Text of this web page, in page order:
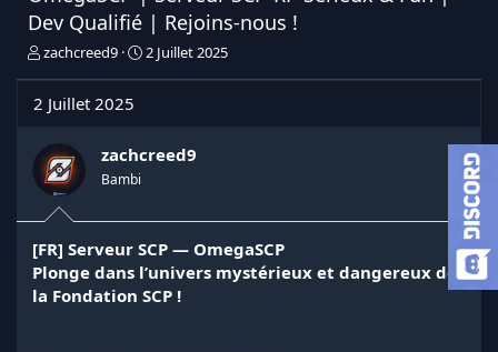
Dev Qualifié | Rejoins-nous !
I
t
a
t
e
u
d
e
l
zachcreed9
D
e
t
2 Juillet 2025
2 Juillet 2025
zachcreed9
Bambi
[FR] Serveur SCP — OmegaSCP
Plonge dans l’univers mystérieux et dangereux de
la Fondation SCP !